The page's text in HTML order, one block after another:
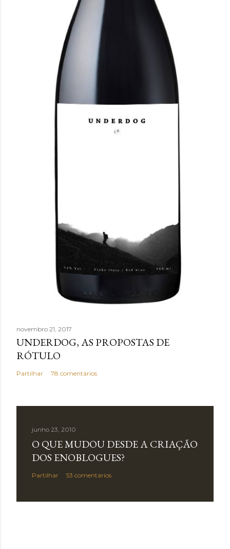
novembro 21, 2017
UNDERDOG, AS PROPOSTAS DE
RÓTULO
Partilhar 78 comentários
junho 23, 2010
O QUE MUDOU DESDE A CRIAÇÃO
DOS ENOBLOGUES?
Partilhar 53 comentários